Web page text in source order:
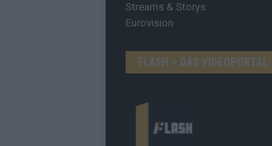
Streams & Storys
Eurovision
FLASH – DAS VIDEOPORTAL